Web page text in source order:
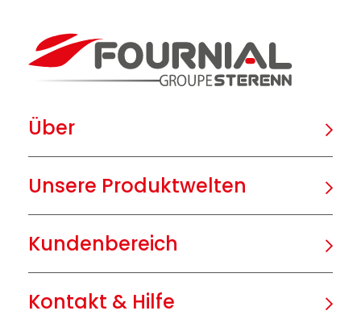
Über
Unsere Produktwelten
Kundenbereich
Kontakt & Hilfe